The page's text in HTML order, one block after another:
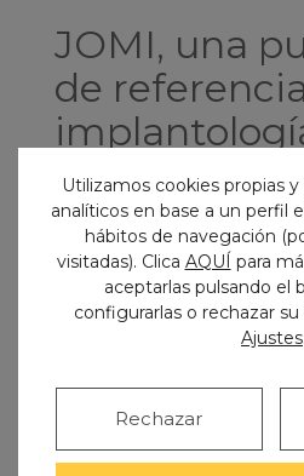
JOMI, una
de
JOMI esuna de las
más prestigiosas a nivel
más leídas y consultadas
este campo. Su comité
compuesto por líderes
Entre sus páginas se
investigaciones originales,
Utilizamos cookies propias
analíticos en base a un perfil
hábitos de navegación
visitadas). Clica AQUÍ para
aceptarlas pulsando el
configurarlas o rechazar
Ajustes
Rechazar